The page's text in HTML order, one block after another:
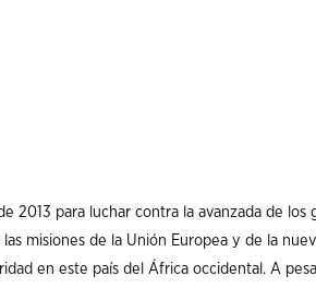
2013 para luchar contra la avanzada de los
misiones de la Unión Europea y de la
en este país del África occidental. A